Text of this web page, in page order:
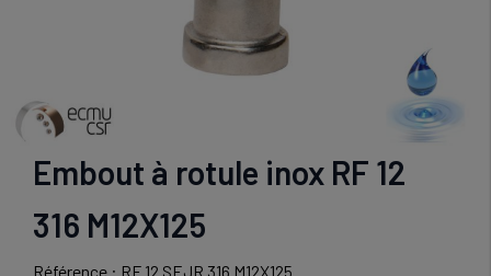
Embout à rotule inox RF 12
316 M12X125
Référence : RF 12 SEJR 316 M12X125